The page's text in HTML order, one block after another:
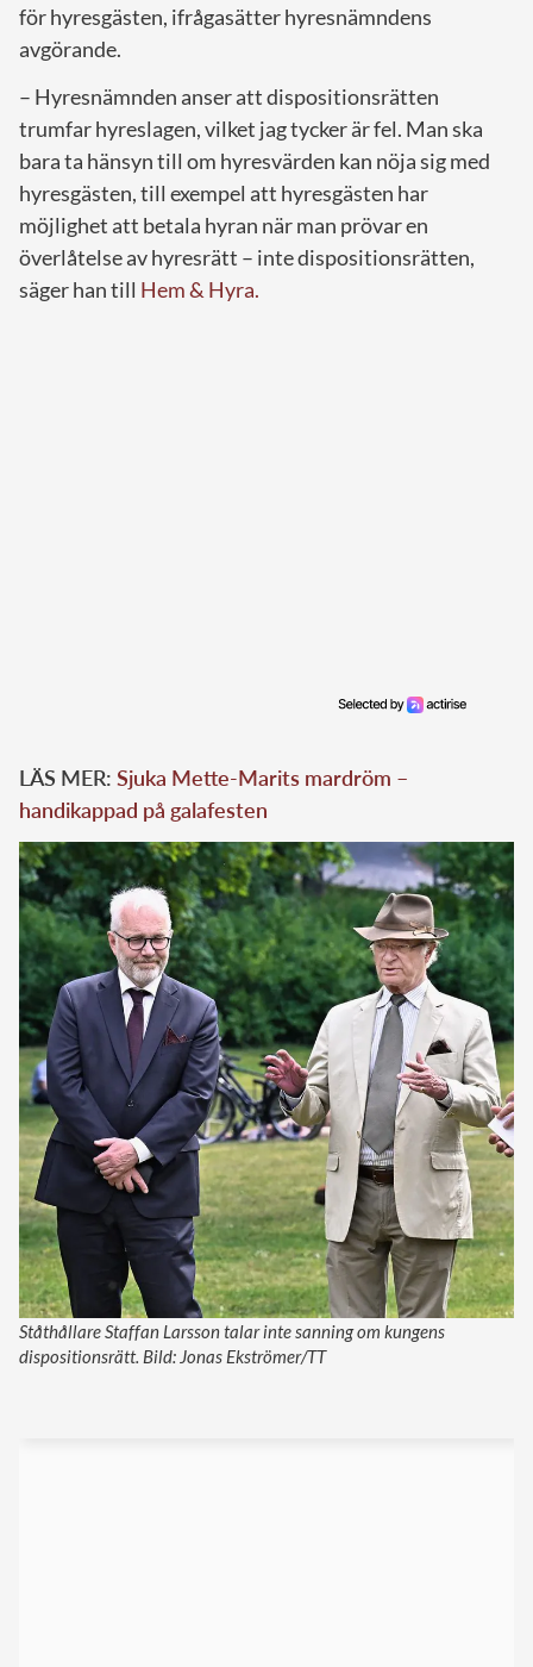
för hyresgästen, ifrågasätter hyresnämndens
avgörande.
– Hyresnämnden anser att dispositionsrätten
trumfar hyreslagen, vilket jag tycker är fel. Man ska
bara ta hänsyn till om hyresvärden kan nöja sig med
hyresgästen, till exempel att hyresgästen har
möjlighet att betala hyran när man prövar en
överlåtelse av hyresrätt – inte dispositionsrätten,
säger han till Hem & Hyra.
LÄS MER: Sjuka Mette-Marits mardröm –
handikappad på galafesten
Ståthållare Staffan Larsson talar inte sanning om kungens
dispositionsrätt. Bild: Jonas Ekströmer/TT